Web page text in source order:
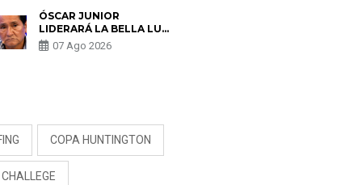
ENCONTRARON UN
TUMOR”
ÓSCAR JUNIOR
LIDERARÁ LA BELLA LUZ
TRAS SALIDA DE SU
PADRE POR POLÉMICA
07 Ago 2026
COPA HUNTINGTON
CHALLEGE